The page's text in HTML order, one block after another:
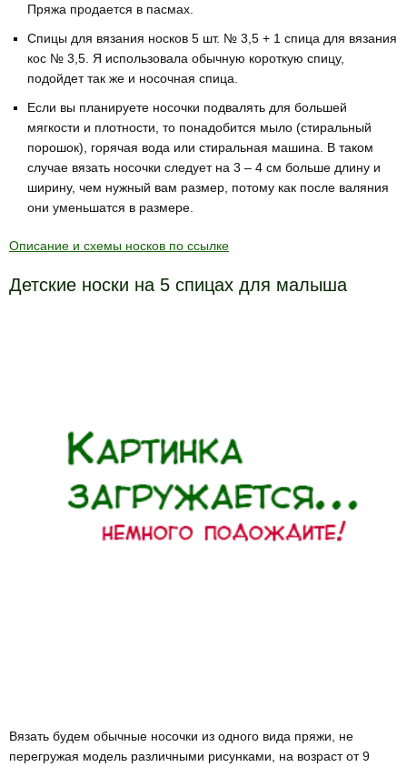
Пряжа продается в пасмах.
Спицы для вязания носков 5 шт. № 3,5 + 1 спица для вязания
кос № 3,5. Я использовала обычную короткую спицу,
подойдет так же и носочная спица.
Если вы планируете носочки подвалять для большей
мягкости и плотности, то понадобится мыло (стиральный
порошок), горячая вода или стиральная машина. В таком
случае вязать носочки следует на 3 – 4 см больше длину и
ширину, чем нужный вам размер, потому как после валяния
они уменьшатся в размере.
Описание и схемы носков по ссылке
Детские носки на 5 спицах для малыша
Вязать будем обычные носочки из одного вида пряжи, не
перегружая модель различными рисунками, на возраст от 9